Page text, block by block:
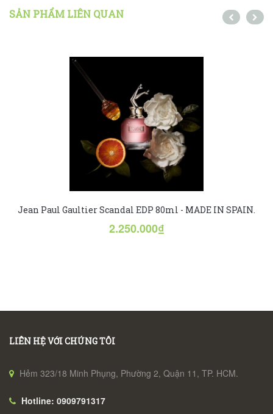
SẢN PHẨM LIÊN QUAN
Jean Paul Gaultier Scandal EDP 80ml - MADE IN SPAIN.
2.250.000₫
LIÊN HỆ VỚI CHÚNG TÔI
Hẻm 323/18 Minh Phụng, Phường 2, Quận 11, TP. HCM.
Hotline: 0909791317